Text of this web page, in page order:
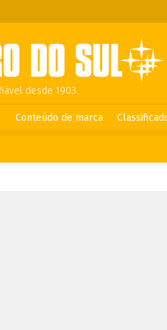
desde 1903.
Conteúdo de marca